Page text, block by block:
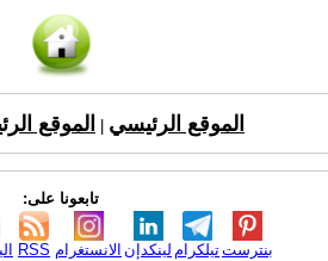
الموقع الرئيسي الموقع
تابعونا على:
RSS الانستغرام لينكدإن تيلكرامبنترست